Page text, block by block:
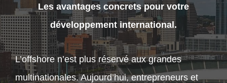
Les avantages concrets pour votre
développement international.
L’offshore n’est plus réservé aux grandes
multinationales. Aujourd’hui, entrepreneurs et